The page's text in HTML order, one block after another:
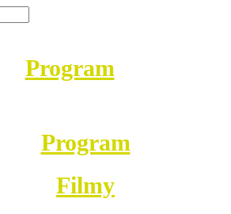
Program
Program
Filmy